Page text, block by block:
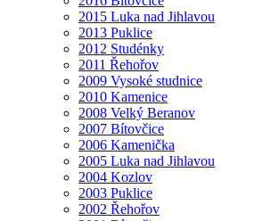
2015 Luka nad Jihlavou
2013 Puklice
2012 Studénky
2011 Řehořov
2009 Vysoké studnice
2010 Kamenice
2008 Velký Beranov
2007 Bítovčice
2006 Kamenička
2005 Luka nad Jihlavou
2004 Kozlov
2003 Puklice
2002 Řehořov